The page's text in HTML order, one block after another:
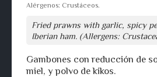
Alérgenos: Crustáceos.
Fried prawns with garlic, spicy
Iberian ham. (Allergens:
Gambones con reducción de
miel, y polvo de kikos.